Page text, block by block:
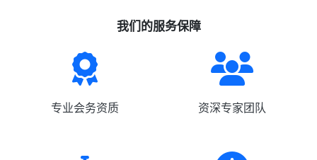
我们的服务保障
专业会务资质 资深专家团队